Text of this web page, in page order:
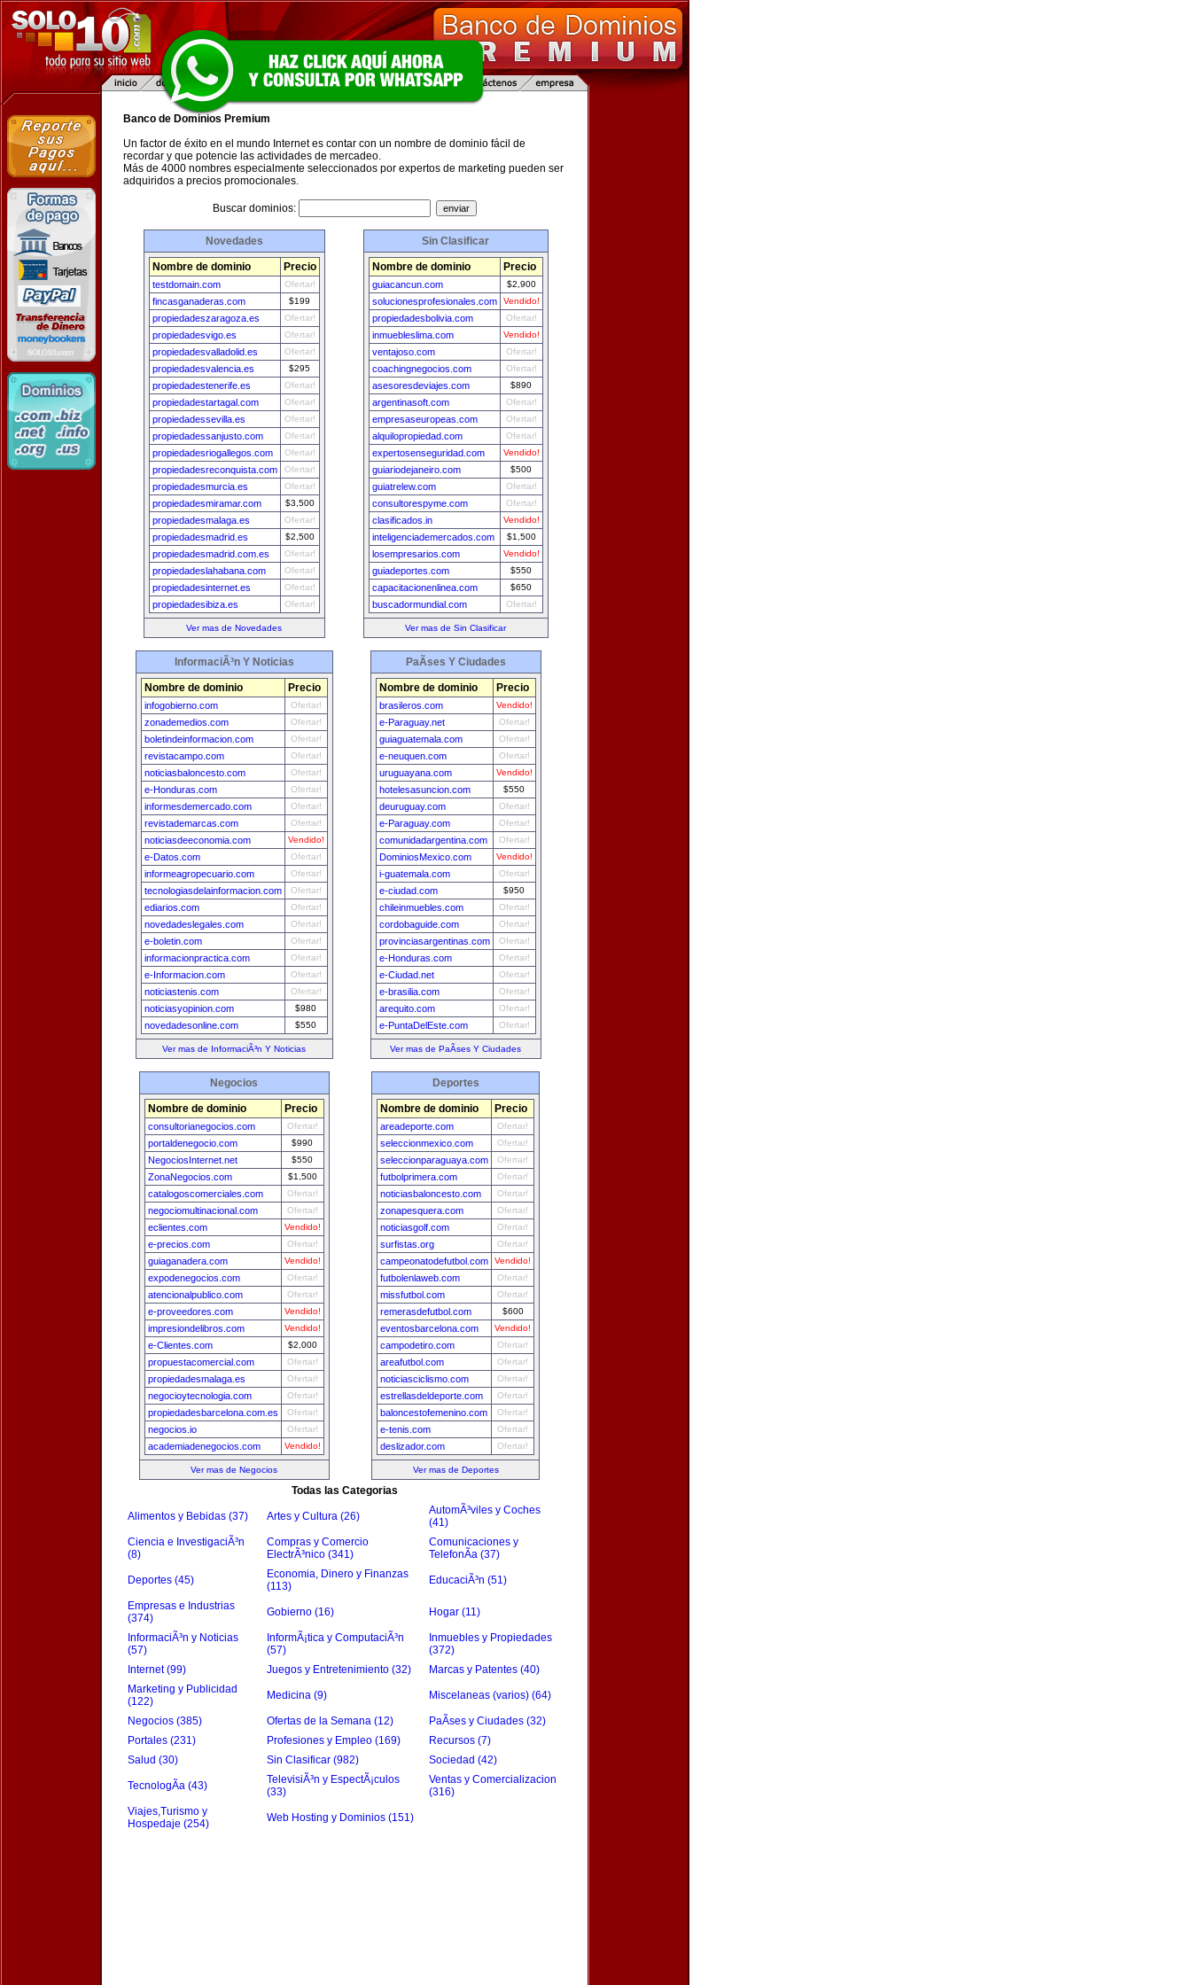
Banco de Dominios Premium
Un factor de éxito en el mundo Internet es contar con un nombre de dominio fácil de
recordar y que potencie las actividades de mercadeo.
Más de 4000 nombres especialmente seleccionados por expertos de marketing pueden ser
adquiridos a precios promocionales.
Buscar dominios:
Novedades
Nombre de dominio Precio
testdomain.com Ofertar!
fincasganaderas.com $199
propiedadeszaragoza.es Ofertar!
propiedadesvigo.es Ofertar!
propiedadesvalladolid.es Ofertar!
propiedadesvalencia.es $295
propiedadestenerife.es Ofertar!
propiedadestartagal.com Ofertar!
propiedadessevilla.es Ofertar!
propiedadessanjusto.com Ofertar!
propiedadesriogallegos.com Ofertar!
propiedadesreconquista.com Ofertar!
propiedadesmurcia.es Ofertar!
propiedadesmiramar.com $3,500
propiedadesmalaga.es Ofertar!
propiedadesmadrid.es $2,500
propiedadesmadrid.com.es Ofertar!
propiedadeslahabana.com Ofertar!
propiedadesinternet.es Ofertar!
propiedadesibiza.es Ofertar!
Ver mas de Novedades
Sin Clasificar
Nombre de dominio Precio
guiacancun.com $2,900
solucionesprofesionales.com Vendido!
propiedadesbolivia.com Ofertar!
inmuebleslima.com Vendido!
ventajoso.com Ofertar!
coachingnegocios.com Ofertar!
asesoresdeviajes.com $890
argentinasoft.com Ofertar!
empresaseuropeas.com Ofertar!
alquilopropiedad.com Ofertar!
expertosenseguridad.com Vendido!
guiariodejaneiro.com $500
guiatrelew.com Ofertar!
consultorespyme.com Ofertar!
clasificados.in Vendido!
inteligenciademercados.com $1,500
losempresarios.com Vendido!
guiadeportes.com $550
capacitacionenlinea.com $650
buscadormundial.com Ofertar!
Ver mas de Sin Clasificar
InformaciÃ³n Y Noticias
Nombre de dominio Precio
infogobierno.com Ofertar!
zonademedios.com Ofertar!
boletindeinformacion.com Ofertar!
revistacampo.com Ofertar!
noticiasbaloncesto.com Ofertar!
e-Honduras.com Ofertar!
informesdemercado.com Ofertar!
revistademarcas.com Ofertar!
noticiasdeeconomia.com Vendido!
e-Datos.com Ofertar!
informeagropecuario.com Ofertar!
tecnologiasdelainformacion.com Ofertar!
ediarios.com Ofertar!
novedadeslegales.com Ofertar!
e-boletin.com Ofertar!
informacionpractica.com Ofertar!
e-Informacion.com Ofertar!
noticiastenis.com Ofertar!
noticiasyopinion.com $980
novedadesonline.com $550
Ver mas de InformaciÃ³n Y Noticias
PaÃ­ses Y Ciudades
Nombre de dominio Precio
brasileros.com Vendido!
e-Paraguay.net Ofertar!
guiaguatemala.com Ofertar!
e-neuquen.com Ofertar!
uruguayana.com Vendido!
hotelesasuncion.com $550
deuruguay.com Ofertar!
e-Paraguay.com Ofertar!
comunidadargentina.com Ofertar!
DominiosMexico.com Vendido!
i-guatemala.com Ofertar!
e-ciudad.com $950
chileinmuebles.com Ofertar!
cordobaguide.com Ofertar!
provinciasargentinas.com Ofertar!
e-Honduras.com Ofertar!
e-Ciudad.net Ofertar!
e-brasilia.com Ofertar!
arequito.com Ofertar!
e-PuntaDelEste.com Ofertar!
Ver mas de PaÃ­ses Y Ciudades
Negocios
Nombre de dominio Precio
consultorianegocios.com Ofertar!
portaldenegocio.com $990
NegociosInternet.net $550
ZonaNegocios.com $1,500
catalogoscomerciales.com Ofertar!
negociomultinacional.com Ofertar!
eclientes.com Vendido!
e-precios.com Ofertar!
guiaganadera.com Vendido!
expodenegocios.com Ofertar!
atencionalpublico.com Ofertar!
e-proveedores.com Vendido!
impresiondelibros.com Vendido!
e-Clientes.com $2,000
propuestacomercial.com Ofertar!
propiedadesmalaga.es Ofertar!
negocioytecnologia.com Ofertar!
propiedadesbarcelona.com.es Ofertar!
negocios.io Ofertar!
academiadenegocios.com Vendido!
Ver mas de Negocios
Deportes
Nombre de dominio Precio
areadeporte.com Ofertar!
seleccionmexico.com Ofertar!
seleccionparaguaya.com Ofertar!
futbolprimera.com Ofertar!
noticiasbaloncesto.com Ofertar!
zonapesquera.com Ofertar!
noticiasgolf.com Ofertar!
surfistas.org Ofertar!
campeonatodefutbol.com Vendido!
futbolenlaweb.com Ofertar!
missfutbol.com Ofertar!
remerasdefutbol.com $600
eventosbarcelona.com Vendido!
campodetiro.com Ofertar!
areafutbol.com Ofertar!
noticiasciclismo.com Ofertar!
estrellasdeldeporte.com Ofertar!
baloncestofemenino.com Ofertar!
e-tenis.com Ofertar!
deslizador.com Ofertar!
Ver mas de Deportes
Todas las Categorias
Alimentos y Bebidas (37) Artes y Cultura (26)
AutomÃ³viles y Coches
(41)
Ciencia e InvestigaciÃ³n
(8)
Compras y Comercio
ElectrÃ³nico (341)
Comunicaciones y
TelefonÃ­a (37)
Deportes (45)
Economia, Dinero y Finanzas
(113)
EducaciÃ³n (51)
Empresas e Industrias
(374)
Gobierno (16) Hogar (11)
InformaciÃ³n y Noticias
(57)
InformÃ¡tica y ComputaciÃ³n
(57)
Inmuebles y Propiedades
(372)
Internet (99)
Juegos y Entretenimiento (32)
Marcas y Patentes (40)
Marketing y Publicidad
(122)
Medicina (9) Miscelaneas (varios) (64)
Negocios (385) Ofertas de la Semana (12)
PaÃ­ses y Ciudades (32)
Portales (231)
Profesiones y Empleo (169)
Recursos (7)
Salud (30)
Sin Clasificar (982) Sociedad (42)
TecnologÃ­a (43)
TelevisiÃ³n y EspectÃ¡culos
(33)
Ventas y Comercializacion
(316)
Viajes,Turismo y
Hospedaje (254)
Web Hosting y Dominios (151)